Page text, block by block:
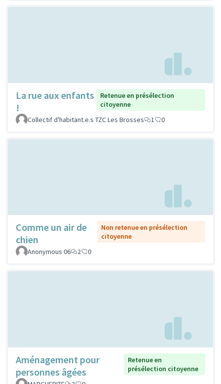
La rue aux enfants
!
Retenue en présélection
citoyenne
Collectif d'habitant.e.s TZC Les Brosses
1 0
Comme un air de
chien
Non retenue en présélection
citoyenne
Anonymous 06
2 0
Aménagement pour
personnes âgées
Retenue en
présélection citoyenne